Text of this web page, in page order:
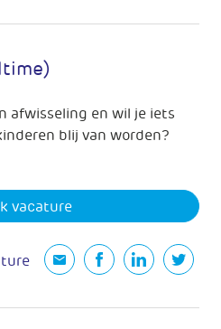
afwisseling en wil je iets
blij van worden?
vacature